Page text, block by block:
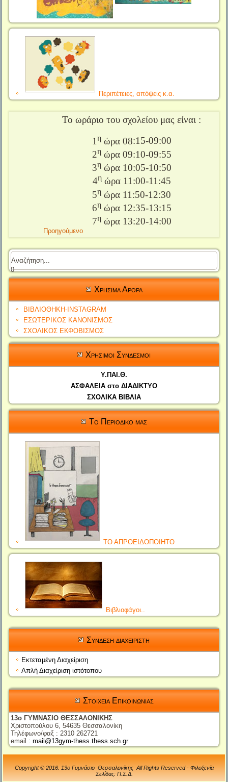
Περιπέτειες, απόψεις κ.α.
Το ωράριο του σχολείου μας είναι :
1 ηώρα 08:15-09:00
2ηώρα 09:10-09:55
3ηώρα 10:05-10:50
4ηώρα 11:00-11:45
5η ώρα 11:50-12:30
6ηώρα 12:35-13:15
7ηώρα 13:20-14:00
Προηγούμενο
0
Χρησιμα Αρθρα
ΒΙΒΛΙΟΘΗΚΗ-INSTAGRAM
ΕΣΩΤΕΡΙΚΟΣ ΚΑΝΟΝΙΣΜΟΣ
ΣΧΟΛΙΚΟΣ ΕΚΦΟΒΙΣΜΟΣ
Χρησιμοι Συνδεσμοι
Υ.ΠΑΙ.Θ.
ΑΣΦΑΛΕΙΑ στο ΔΙΑΔΙΚΤΥΟ
ΣΧΟΛΙΚΑ ΒΙΒΛΙΑ
Το Περιοδικο μας
ΤΟ ΑΠΡΟΕΙΔΟΠΟΙΗΤΟ
Βιβλιοφάγοι..
Συνδεση διαχειριστη
Εκτεταμένη Διαχείριση
Απλή Διαχείριση ιστότοπου
Στοιχεια Επικοινωνιας
13ο ΓΥΜΝΑΣΙΟ ΘΕΣΣΑΛΟΝΙΚΗΣ
Χριστοπούλου 6, 54635 Θεσσαλονίκη
Τηλέφωνο/φαξ : 2310 262721
email :mail@13gym-thess.thess.sch.gr
Copyright © 2016. 13ο Γυμνάσιο Θεσσαλονίκης All Rights Reserved - Φιλοξενία
Σελίδας: Π.Σ.Δ.